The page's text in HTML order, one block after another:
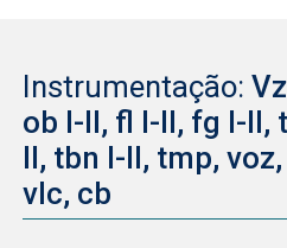
Instrumentação:
ob I-II, fl I-II, fg I-II,
II, tbn I-II, tmp,
vlc, cb